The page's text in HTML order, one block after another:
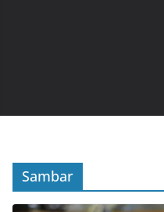
Sambar